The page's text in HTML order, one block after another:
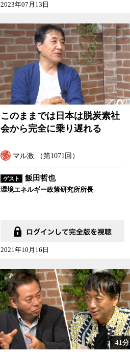
2023年07月13日
このままでは日本は脱炭素社
会から完全に乗り遅れる
マル激 （第1071回）
ゲスト 飯田哲也
環境エネルギー政策研究所所長
2021年10月16日
41分